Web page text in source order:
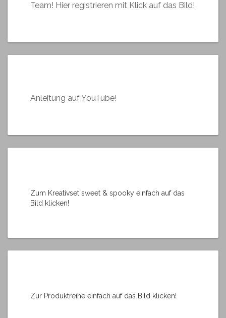
Team! Hier registrieren mit Klick auf das Bild!
Anleitung auf YouTube!
Zum Kreativset sweet & spooky einfach auf das
Bild klicken!
Zur Produktreihe einfach auf das Bild klicken!